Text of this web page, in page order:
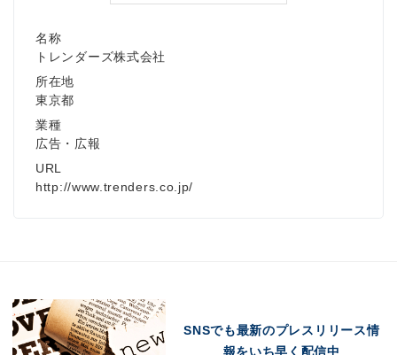
名称
トレンダーズ株式会社
所在地
東京都
業種
広告・広報
URL
http://www.trenders.co.jp/
SNSでも最新のプレスリリース情
報をいち早く配信中